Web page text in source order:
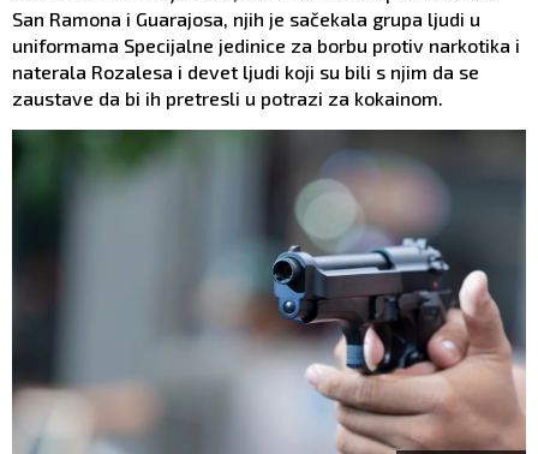
San Ramona i Guarajosa, njih je sačekala grupa ljudi u
uniformama Specijalne jedinice za borbu protiv narkotika i
naterala Rozalesa i devet ljudi koji su bili s njim da se
zaustave da bi ih pretresli u potrazi za kokainom.